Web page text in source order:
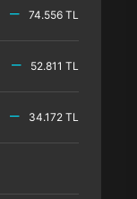
74.556 TL
52.811 TL
34.172 TL